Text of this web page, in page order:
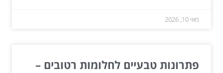
מאי 10, 2026
פתרונות טבעיים לחלומות רטובים –